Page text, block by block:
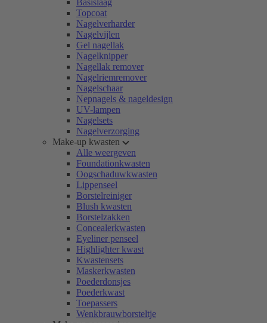
Basislaag
Topcoat
Nagelverharder
Nagelvijlen
Gel nagellak
Nagelknipper
Nagellak remover
Nagelriemremover
Nagelschaar
Nepnagels & nageldesign
UV-lampen
Nagelsets
Nagelverzorging
Make-up kwasten
Alle weergeven
Foundationkwasten
Oogschaduwkwasten
Lippenseel
Borstelreiniger
Blush kwasten
Borstelzakken
Concealerkwasten
Eyeliner penseel
Highlighter kwast
Kwastensets
Maskerkwasten
Poederdonsjes
Poederkwast
Toepassers
Wenkbrauwborsteltje